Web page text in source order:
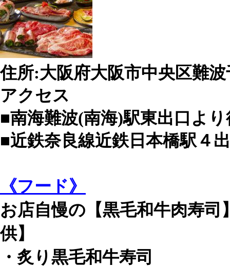
住所:大阪府大阪市中央区難
アクセス
■南海難波(南海)駅東出口よ
■近鉄奈良線近鉄日本橋駅４
《フード》
お店自慢の【黒毛和牛肉寿
供】
・炙り黒毛和牛寿司